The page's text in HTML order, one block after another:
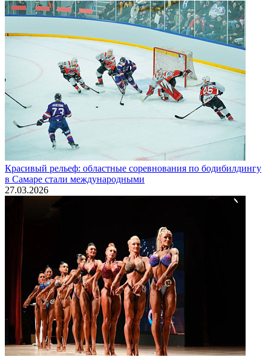
Красивый рельеф: областные соревнования по бодибилдингу
в Самаре стали международными
27.03.2026